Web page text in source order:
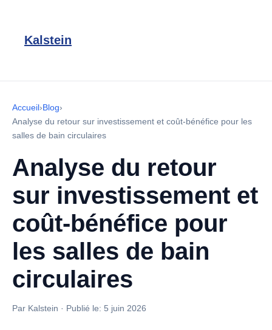
Kalstein
Accueil›Blog›
Analyse du retour sur investissement et coût-bénéfice pour les
salles de bain circulaires
Analyse du retour
sur investissement et
coût-bénéfice pour
les salles de bain
circulaires
Par Kalstein · Publié le: 5 juin 2026